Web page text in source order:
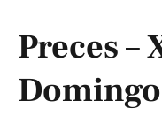
Preces –